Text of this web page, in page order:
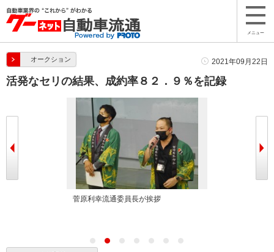
メニュー
オークション 2021年09月22日
活発なセリの結果、成約率８２．９％を記録
菅原利幸流通委員長が挨拶
セリ開始前のセレモニーには平山